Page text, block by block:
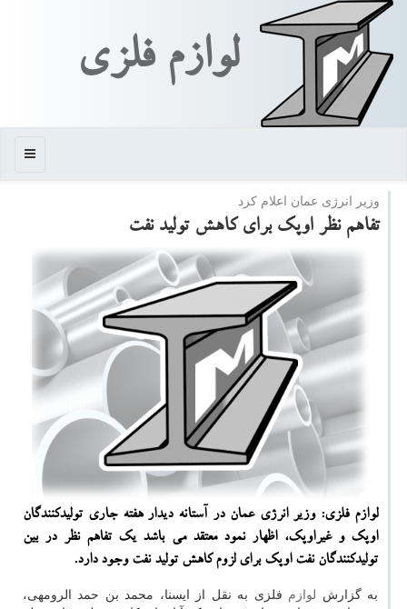
لوازم فلزی
منو
وزیر انرژی عمان اعلام كرد
تفاهم نظر اوپك برای كاهش تولید نفت
لوازم فلزی: وزیر انرژی عمان در آستانه دیدار هفته جاری تولیدكنندگان
اوپك و غیراوپك، اظهار نمود معتقد می باشد یك تفاهم نظر در بین
تولیدكنندگان نفت اوپك برای لزوم كاهش تولید نفت وجود دارد.
به گزارش لوازم فلزی به نقل از ایسنا، محمد بن حمد الرومهی،